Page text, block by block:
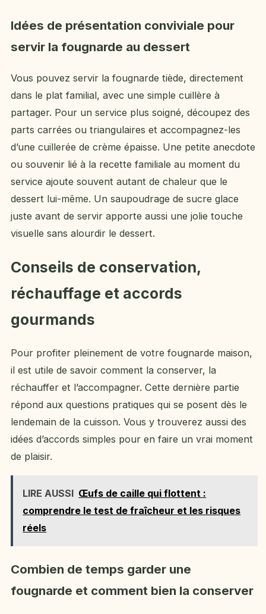
Idées de présentation conviviale pour
servir la fougnarde au dessert
Vous pouvez servir la fougnarde tiède, directement
dans le plat familial, avec une simple cuillère à
partager. Pour un service plus soigné, découpez des
parts carrées ou triangulaires et accompagnez-les
d’une cuillerée de crème épaisse. Une petite anecdote
ou souvenir lié à la recette familiale au moment du
service ajoute souvent autant de chaleur que le
dessert lui-même. Un saupoudrage de sucre glace
juste avant de servir apporte aussi une jolie touche
visuelle sans alourdir le dessert.
Conseils de conservation,
réchauffage et accords
gourmands
Pour profiter pleinement de votre fougnarde maison,
il est utile de savoir comment la conserver, la
réchauffer et l’accompagner. Cette dernière partie
répond aux questions pratiques qui se posent dès le
lendemain de la cuisson. Vous y trouverez aussi des
idées d’accords simples pour en faire un vrai moment
de plaisir.
LIRE AUSSI Œufs de caille qui flottent :
comprendre le test de fraîcheur et les risques
réels
Combien de temps garder une
fougnarde et comment bien la conserver